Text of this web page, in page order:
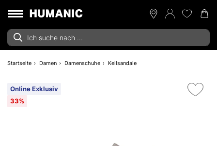
Startseite Damen Damenschuhe Keilsandale
Online Exklusiv
33%